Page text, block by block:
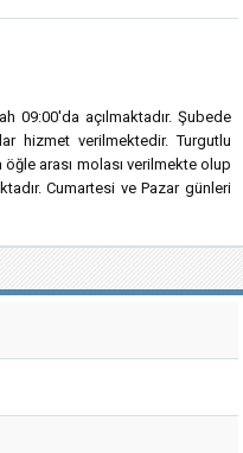
09:00'da açılmaktadır. Şubede
hizmet verilmektedir. Turgutlu
arası molası verilmekte olup
Cumartesi ve Pazar günleri